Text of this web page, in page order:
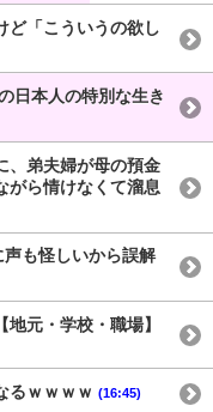
ど「こういうの欲し
日本人の特別な生き
、弟夫婦が母の預金
がら情けなくて溜息
も怪しいから誤解
地元・学校・職場】
るｗｗｗｗ (16:45)